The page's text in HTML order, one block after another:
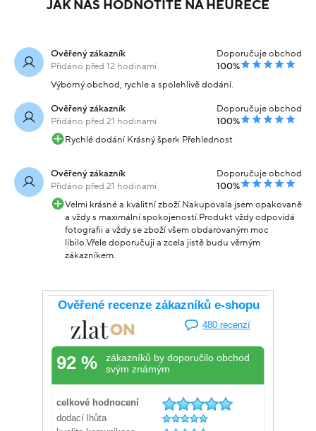
JAK NÁS HODNOTÍTE NA HEURECE
Ověřený zákazník
Přidáno před 12 hodinami
Doporučuje obchod
100%
Výborný obchod, rychle a spolehlivě dodání.
Ověřený zákazník
Přidáno před 21 hodinami
Doporučuje obchod
100%
Rychlé dodání Krásný šperk Přehlednost
Ověřený zákazník
Přidáno před 21 hodinami
Doporučuje obchod
100%
Velmi krásné a kvalitní zboží.Nakupovala jsem opakovaně
a vždy s maximální spokojeností.Produkt vždy odpovídá
fotografii a vždy se zboží všem obdarovaným moc
líbilo.Vřele doporučuji a zcela jistě budu věrným
zákazníkem.